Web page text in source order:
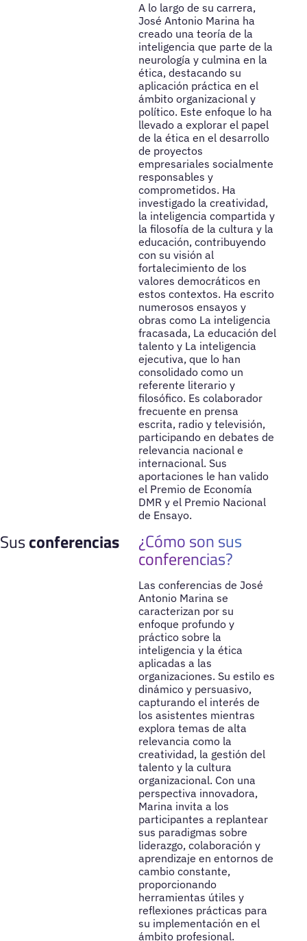
A lo largo de su carrera,
José Antonio Marina ha
creado una teoría de la
inteligencia que parte de la
neurología y culmina en la
ética, destacando su
aplicación práctica en el
ámbito organizacional y
político. Este enfoque lo ha
llevado a explorar el papel
de la ética en el desarrollo
de proyectos
empresariales socialmente
responsables y
comprometidos. Ha
investigado la creatividad,
la inteligencia compartida y
la filosofía de la cultura y la
educación, contribuyendo
con su visión al
fortalecimiento de los
valores democráticos en
estos contextos. Ha escrito
numerosos ensayos y
obras como La inteligencia
fracasada, La educación del
talento y La inteligencia
ejecutiva, que lo han
consolidado como un
referente literario y
filosófico. Es colaborador
frecuente en prensa
escrita, radio y televisión,
participando en debates de
relevancia nacional e
internacional. Sus
aportaciones le han valido
el Premio de Economía
DMR y el Premio Nacional
de Ensayo.
Susconferencias ¿Cómo son sus
conferencias?
Las conferencias de José
Antonio Marina se
caracterizan por su
enfoque profundo y
práctico sobre la
inteligencia y la ética
aplicadas a las
organizaciones. Su estilo es
dinámico y persuasivo,
capturando el interés de
los asistentes mientras
explora temas de alta
relevancia como la
creatividad, la gestión del
talento y la cultura
organizacional. Con una
perspectiva innovadora,
Marina invita a los
participantes a replantear
sus paradigmas sobre
liderazgo, colaboración y
aprendizaje en entornos de
cambio constante,
proporcionando
herramientas útiles y
reflexiones prácticas para
su implementación en el
ámbito profesional.